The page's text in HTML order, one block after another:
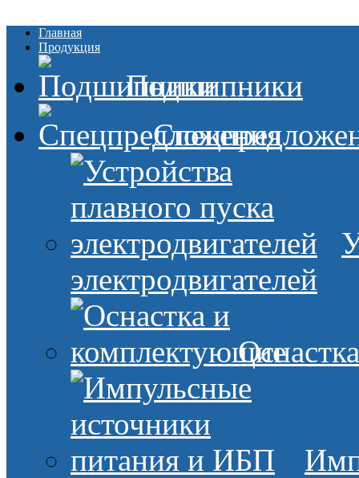
Главная
Продукция
Подшипники
электродвигателей